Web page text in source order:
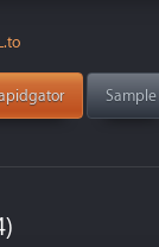
Sample